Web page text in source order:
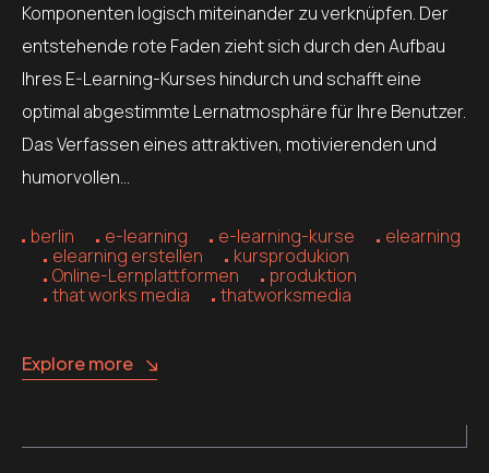
Komponenten logisch miteinander zu verknüpfen. Der
entstehende rote Faden zieht sich durch den Aufbau
Ihres E-Learning-Kurses hindurch und schafft eine
optimal abgestimmte Lernatmosphäre für Ihre Benutzer.
Das Verfassen eines attraktiven, motivierenden und
humorvollen…
berlin e-learning e-learning-kurse
elearning
elearning erstellen
kursprodukion
Online-Lernplattformen
produktion
that works media
thatworksmedia
Explore more